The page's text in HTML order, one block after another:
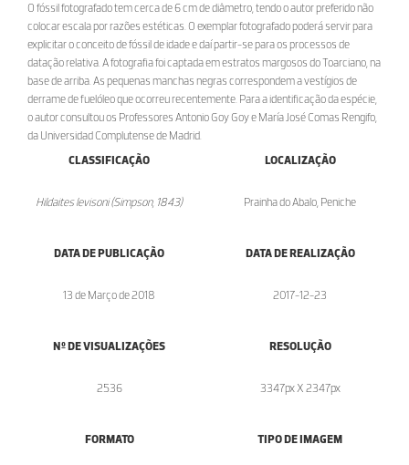
O fóssil fotografado tem cerca de 6 cm de diâmetro, tendo o autor preferido não
colocar escala por razões estéticas. O exemplar fotografado poderá servir para
explicitar o conceito de fóssil de idade e daí partir-se para os processos de
datação relativa. A fotografia foi captada em estratos margosos do Toarciano, na
base de arriba. As pequenas manchas negras correspondem a vestígios de
derrame de fuelóleo que ocorreu recentemente. Para a identificação da espécie,
o autor consultou os Professores Antonio Goy Goy e María José Comas Rengifo,
da Universidad Complutense de Madrid.
CLASSIFICAÇÃO
Hildaites levisoni (Simpson, 1843)
LOCALIZAÇÃO
Prainha do Abalo, Peniche
DATA DE PUBLICAÇÃO
13 de Março de 2018
DATA DE REALIZAÇÃO
2017-12-23
Nº DE VISUALIZAÇÕES
2536
RESOLUÇÃO
3347px X 2347px
FORMATO TIPO DE IMAGEM